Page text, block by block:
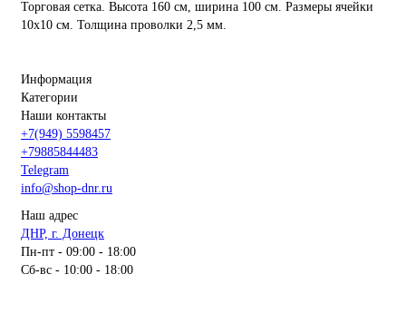
Торговая сетка. Высота 160 см, ширина 100 см. Размеры ячейки
10х10 см. Толщина проволки 2,5 мм.
Информация
Категории
Наши контакты
+7(949) 5598457
+79885844483
Telegram
info@shop-dnr.ru
Наш адрес
ДНР, г. Донецк
Пн-пт - 09:00 - 18:00
Сб-вс - 10:00 - 18:00